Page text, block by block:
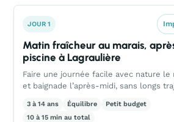
JOUR 1
Matin fraîcheur au marais,
piscine à Lagraulière
Faire une journée facile avec nature le
et baignade l’après-midi, sans longs
3 à 14 ans Équilibre
Petit budget
10 à 15 min au total